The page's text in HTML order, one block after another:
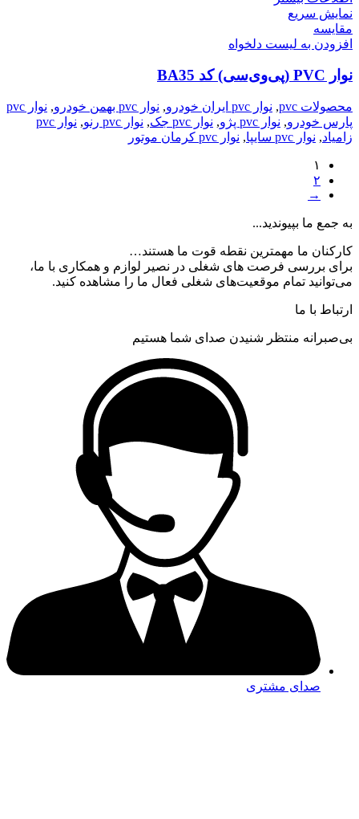
نمایش سریع
مقایسه
افزودن به لیست دلخواه
نوار PVC (پی‌وی‌سی) کد BA35
محصولات pvc , نوار pvc ایران خودرو , نوار pvc بهمن خودرو ,
نوار pvc
پارس خودرو, نوار pvc پژو , نوار pvc جک , نوار pvc رنو ,
نوار pvc
زامیاد, نوار pvc سایپا , نوار pvc کرمان موتور
۱
۲
→
به جمع ما بپیوندید...
کارکنان ما مهمترین نقطه قوت ما هستند…
برای بررسی فرصت های شغلی در نصیر لوازم و همکاری با ما،
می‌توانید تمام موقعیت‌های شغلی فعال ما را مشاهده کنید.
ارتباط با ما
بی‌صبرانه منتظر شنیدن صدای شما هستیم
صدای مشتری